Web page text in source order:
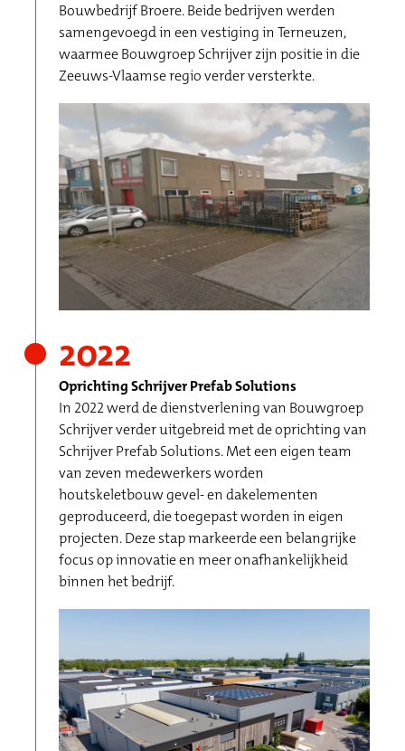
Bouwbedrijf Broere. Beide bedrijven werden
samengevoegd in een vestiging in Terneuzen,
waarmee Bouwgroep Schrijver zijn positie in die
Zeeuws-Vlaamse regio verder versterkte.
2022
Oprichting Schrijver Prefab Solutions
In 2022 werd de dienstverlening van Bouwgroep
Schrijver verder uitgebreid met de oprichting van
Schrijver Prefab Solutions. Met een eigen team
van zeven medewerkers worden
houtskeletbouw gevel- en dakelementen
geproduceerd, die toegepast worden in eigen
projecten. Deze stap markeerde een belangrijke
focus op innovatie en meer onafhankelijkheid
binnen het bedrijf.